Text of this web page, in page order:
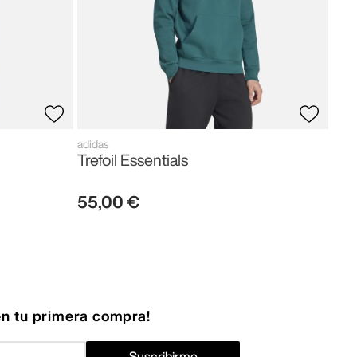
adidas
Trefoil Essentials
55,00 €
tu primera compra!